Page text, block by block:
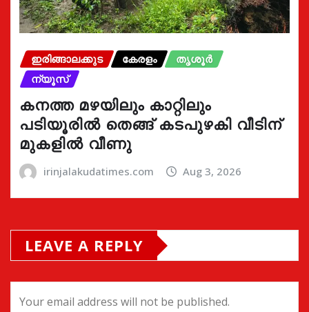
ഇരിങ്ങാലക്കുട കേരളം
തൃശൂർ
ന്യൂസ്
കനത്ത മഴയിലും കാറ്റിലും
പടിയൂരിൽ തെങ്ങ് കടപുഴകി വീടിന്
മുകളിൽ വീണു
irinjalakudatimes.com Aug 3, 2026
LEAVE A REPLY
Your email address will not be published.